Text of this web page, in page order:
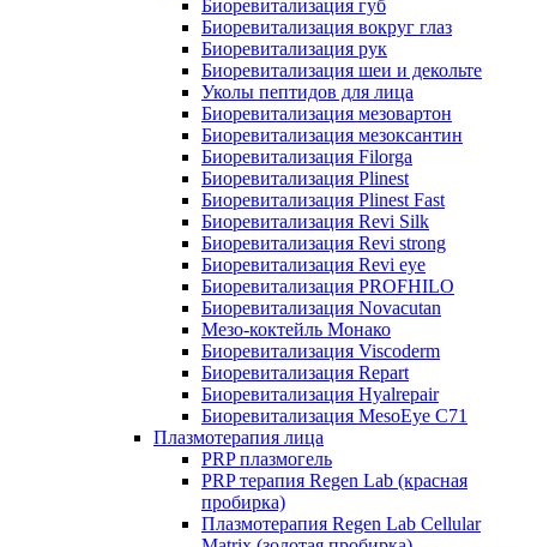
Биоревитализация губ
Биоревитализация вокруг глаз
Биоревитализация рук
Биоревитализация шеи и декольте
Уколы пептидов для лица
Биоревитализация мезовартон
Биоревитализация мезоксантин
Биоревитализация Filorga
Биоревитализация Plinest
Биоревитализация Plinest Fast
Биоревитализация Revi Silk
Биоревитализация Revi strong
Биоревитализация Revi eye
Биоревитализация PROFHILO
Биоревитализация Novacutan
Мезо-коктейль Монако
Биоревитализация Viscoderm
Биоревитализация Repart
Биоревитализация Hyalrepair
Биоревитализация MesoEye C71
Плазмотерапия лица
PRP плазмогель
PRP терапия Regen Lab (красная
пробирка)
Плазмотерапия Regen Lab Cellular